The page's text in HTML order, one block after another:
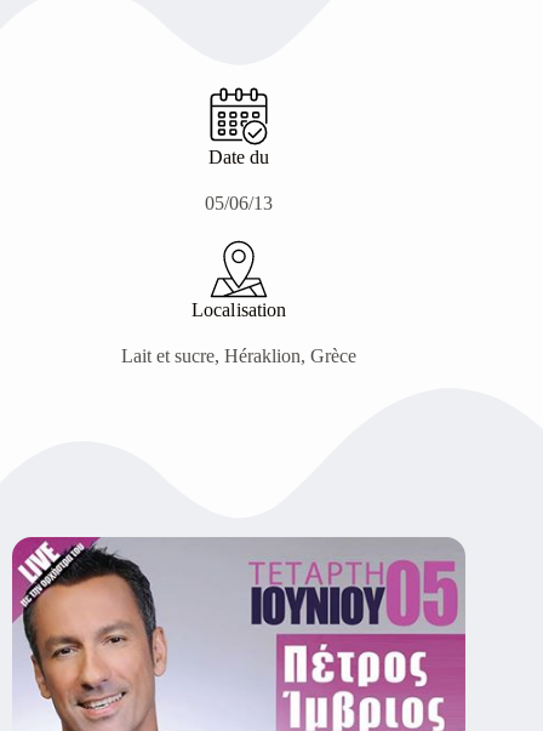
Date du
05/06/13
Localisation
Lait et sucre, Héraklion, Grèce